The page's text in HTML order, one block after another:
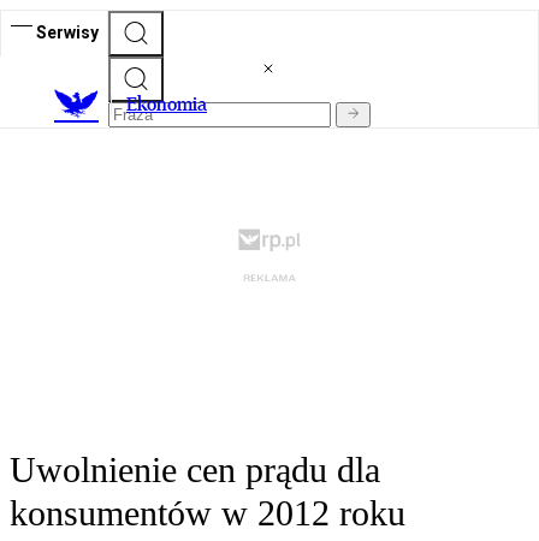
Serwisy
Ekonomia
Uwolnienie cen prądu dla
konsumentów w 2012 roku